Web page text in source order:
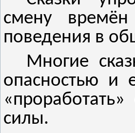
смену
поведения в
Многие
опасностью и
силы.